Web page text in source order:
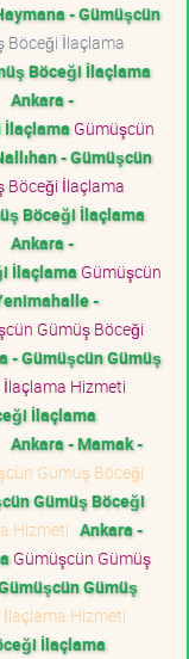
- Gümüşcün
Böceği İlaçlama
Böceği İlaçlama
Ankara -
İlaçlama Gümüşcün
- Gümüşcün
Böceği İlaçlama
Böceği İlaçlama
Ankara -
İlaçlama Gümüşcün
-
Gümüş Böceği
- Gümüşcün Gümüş
Hizmeti
İlaçlama
Ankara - Mamak -
Gümüş Böceği
Gümüş Böceği
Hizmeti Ankara -
Gümüşcün Gümüş
Gümüş
Hizmeti
İlaçlama